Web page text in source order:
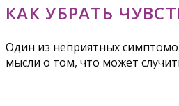
КАК УБРАТЬ
Один из неприятных
мысли о том, что может